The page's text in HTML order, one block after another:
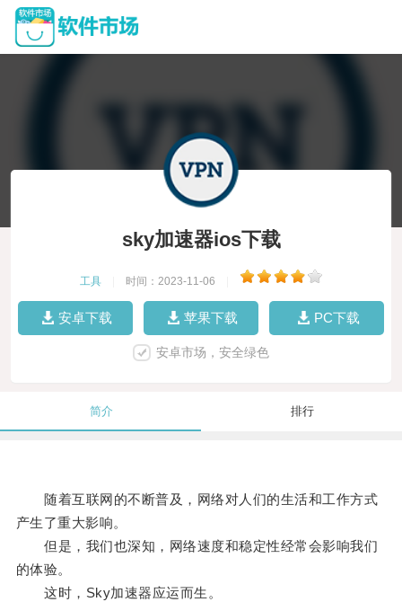
sky加速器ios下载
工具 时间：2023-11-06
安卓下载 苹果下载 PC下载
安卓市场，安全绿色
简介 排行
随着互联网的不断普及，网络对人们的生活和工作方式
产生了重大影响。
但是，我们也深知，网络速度和稳定性经常会影响我们
的体验。
这时，Sky加速器应运而生。